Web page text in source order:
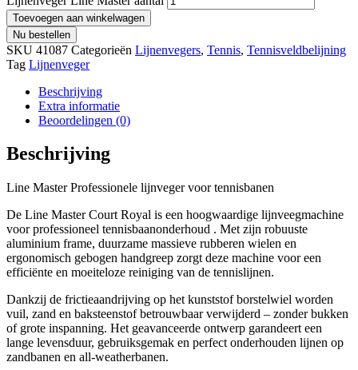
Toevoegen aan winkelwagen
Nu bestellen
SKU 41087 Categorieën Lijnenvegers, Tennis, Tennisveldbelijning
Tag Lijnenveger
Beschrijving
Extra informatie
Beoordelingen (0)
Beschrijving
Line Master Professionele lijnveger voor tennisbanen
De Line Master Court Royal is een hoogwaardige lijnveegmachine
voor professioneel tennisbaanonderhoud . Met zijn robuuste
aluminium frame, duurzame massieve rubberen wielen en
ergonomisch gebogen handgreep zorgt deze machine voor een
efficiënte en moeiteloze reiniging van de tennislijnen.
Dankzij de frictieaandrijving op het kunststof borstelwiel worden
vuil, zand en baksteenstof betrouwbaar verwijderd – zonder bukken
of grote inspanning. Het geavanceerde ontwerp garandeert een
lange levensduur, gebruiksgemak en perfect onderhouden lijnen op
zandbanen en all-weatherbanen.